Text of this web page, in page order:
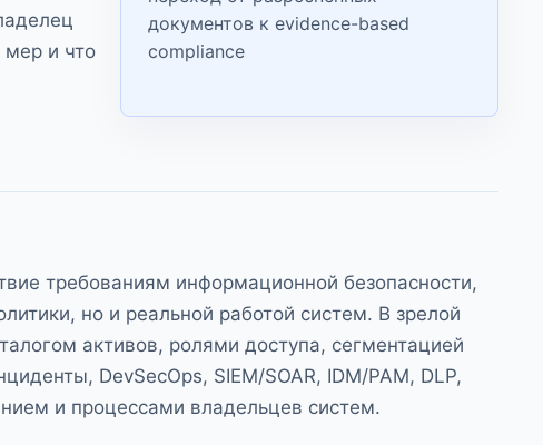
мер и что
документов к evidence-based
compliance
требованиям информационной безопасности,
но и реальной работой систем. В зрелой
активов, ролями доступа, сегментацией
DevSecOps, SIEM/SOAR, IDM/PAM, DLP,
и процессами владельцев систем.